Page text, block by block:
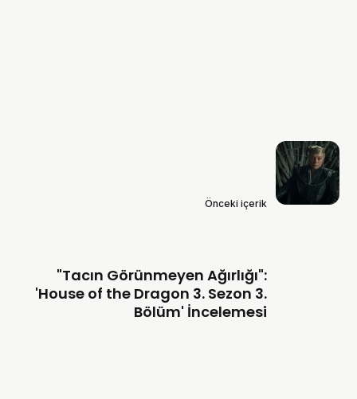
Önceki içerik
"Tacın Görünmeyen Ağırlığı":
'House of the Dragon 3. Sezon 3.
Bölüm' İncelemesi